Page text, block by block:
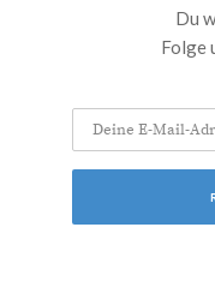
Du
Folge